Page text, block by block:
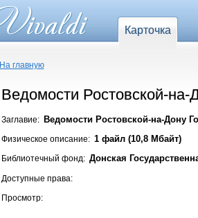
Карточка
На главную
Ведомости Ростовской-
Заглавие: Ведомости Ростовской-на-Дону
Физическое описание: 1 файл (10,8 Мбайт)
Библиотечный фонд: Донская
Доступные права:
Просмотр: